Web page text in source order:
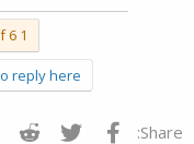
1 of 6
reply here.
Share: פייסבוק Twitter